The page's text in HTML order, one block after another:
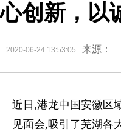
心创新，以
2020-06-24 13:53:05 来源：
近日,港龙中国安徽区
见面会,吸引了芜湖各